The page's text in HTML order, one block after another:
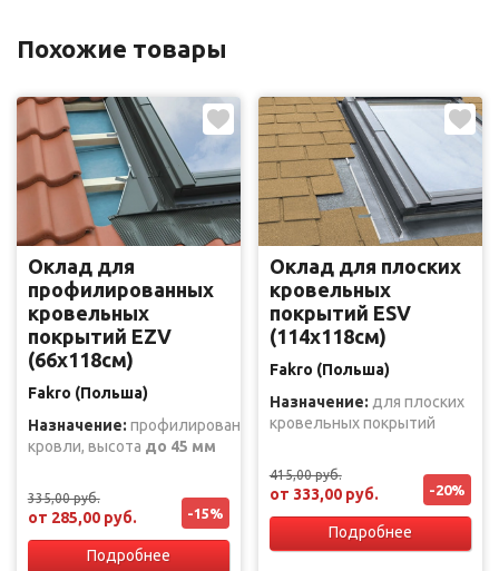
Похожие товары
Оклад для
профилированных
кровельных
покрытий EZV
(66х118см)
Fakro (Польша)
Назначение: профилированные
кровли, высота до 45 мм
335,00 руб.
от 285,00 руб. -15%
Подробнее
Оклад для плоских
кровельных
покрытий ESV
(114х118см)
Fakro (Польша)
Назначение: для плоских
кровельных покрытий
415,00 руб.
от 333,00 руб. -20%
Подробнее